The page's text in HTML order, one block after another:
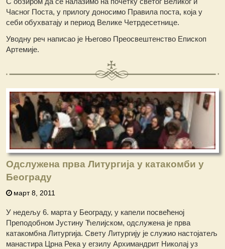
Часног Поста, у прилогу доносимо Правила поста, која у
себи обухватају и период Велике Четрдесетнице.
Уводну реч написао је Његово Преосвештенство Епископ
Артемије.
Одслужена прва Литургија у катакомби у
Београду
март 8, 2011
У недељу 6. марта у Београду, у капели посвећеној
Преподобном Јустину Ћелијском, одслужена је прва
катакомбна Литургија. Свету Литургију је служио настојатељ
манастира Црна Река у егзилу Архимандрит Николај уз